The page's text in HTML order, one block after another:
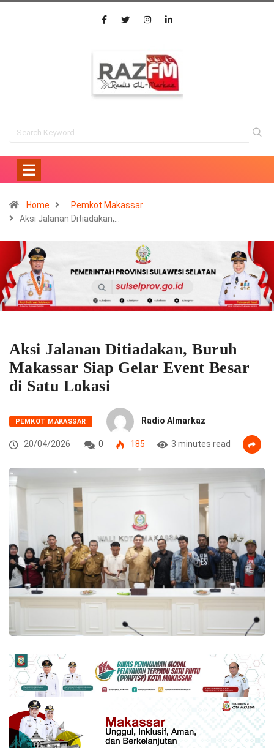
Home
Pemkot Makassar
Aksi Jalanan Ditiadakan,…
Aksi Jalanan Ditiadakan, Buruh
Makassar Siap Gelar Event Besar
di Satu Lokasi
PEMKOT MAKASSAR Radio Almarkaz
20/04/2026 0 185 3 minutes read